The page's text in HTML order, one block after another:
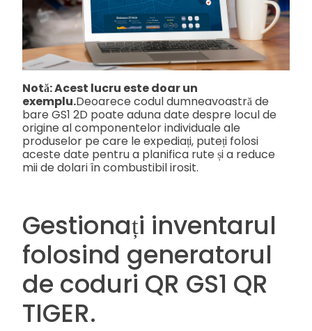
Notă: Acest lucru este doar un
exemplu.Deoarece codul dumneavoastră de
bare GS1 2D poate aduna date despre locul de
origine al componentelor individuale ale
produselor pe care le expediați, puteți folosi
aceste date pentru a planifica rute și a reduce
mii de dolari în combustibil irosit.
Gestionați inventarul
folosind generatorul
de coduri QR GS1 QR
TIGER.